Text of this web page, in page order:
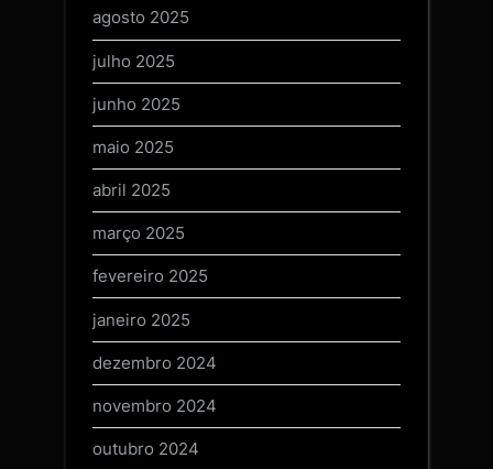
agosto 2025
julho 2025
junho 2025
maio 2025
abril 2025
março 2025
fevereiro 2025
janeiro 2025
dezembro 2024
novembro 2024
outubro 2024